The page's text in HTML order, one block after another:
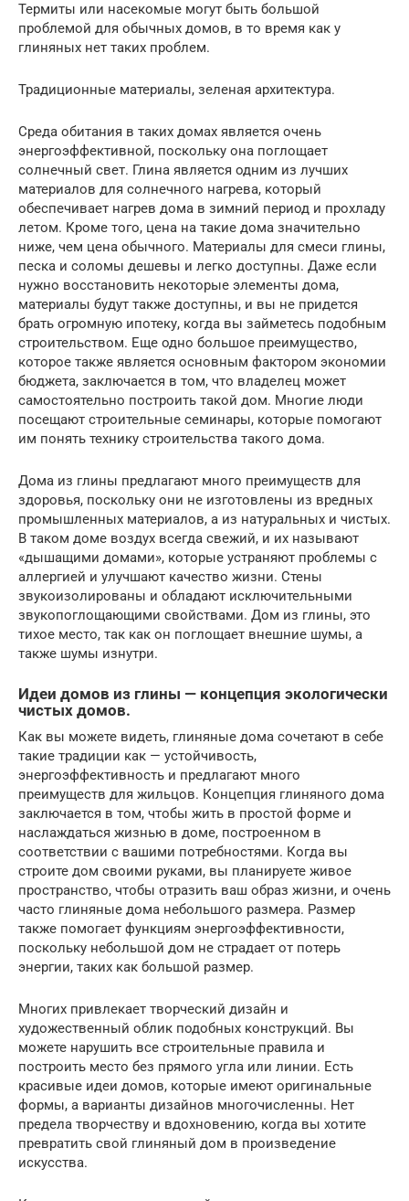
Термиты или насекомые могут быть большой
проблемой для обычных домов, в то время как у
глиняных нет таких проблем.
Традиционные материалы, зеленая архитектура.
Среда обитания в таких домах является очень
энергоэффективной, поскольку она поглощает
солнечный свет. Глина является одним из лучших
материалов для солнечного нагрева, который
обеспечивает нагрев дома в зимний период и прохладу
летом. Кроме того, цена на такие дома значительно
ниже, чем цена обычного. Материалы для смеси глины,
песка и соломы дешевы и легко доступны. Даже если
нужно восстановить некоторые элементы дома,
материалы будут также доступны, и вы не придется
брать огромную ипотеку, когда вы займетесь подобным
строительством. Еще одно большое преимущество,
которое также является основным фактором экономии
бюджета, заключается в том, что владелец может
самостоятельно построить такой дом. Многие люди
посещают строительные семинары, которые помогают
им понять технику строительства такого дома.
Дома из глины предлагают много преимуществ для
здоровья, поскольку они не изготовлены из вредных
промышленных материалов, а из натуральных и чистых.
В таком доме воздух всегда свежий, и их называют
«дышащими домами», которые устраняют проблемы с
аллергией и улучшают качество жизни. Стены
звукоизолированы и обладают исключительными
звукопоглощающими свойствами. Дом из глины, это
тихое место, так как он поглощает внешние шумы, а
также шумы изнутри.
Идеи домов из глины — концепция экологически
чистых домов.
Как вы можете видеть, глиняные дома сочетают в себе
такие традиции как — устойчивость,
энергоэффективность и предлагают много
преимуществ для жильцов. Концепция глиняного дома
заключается в том, чтобы жить в простой форме и
наслаждаться жизнью в доме, построенном в
соответствии с вашими потребностями. Когда вы
строите дом своими руками, вы планируете живое
пространство, чтобы отразить ваш образ жизни, и очень
часто глиняные дома небольшого размера. Размер
также помогает функциям энергоэффективности,
поскольку небольшой дом не страдает от потерь
энергии, таких как большой размер.
Многих привлекает творческий дизайн и
художественный облик подобных конструкций. Вы
можете нарушить все строительные правила и
построить место без прямого угла или линии. Есть
красивые идеи домов, которые имеют оригинальные
формы, а варианты дизайнов многочисленны. Нет
предела творчеству и вдохновению, когда вы хотите
превратить свой глиняный дом в произведение
искусства.